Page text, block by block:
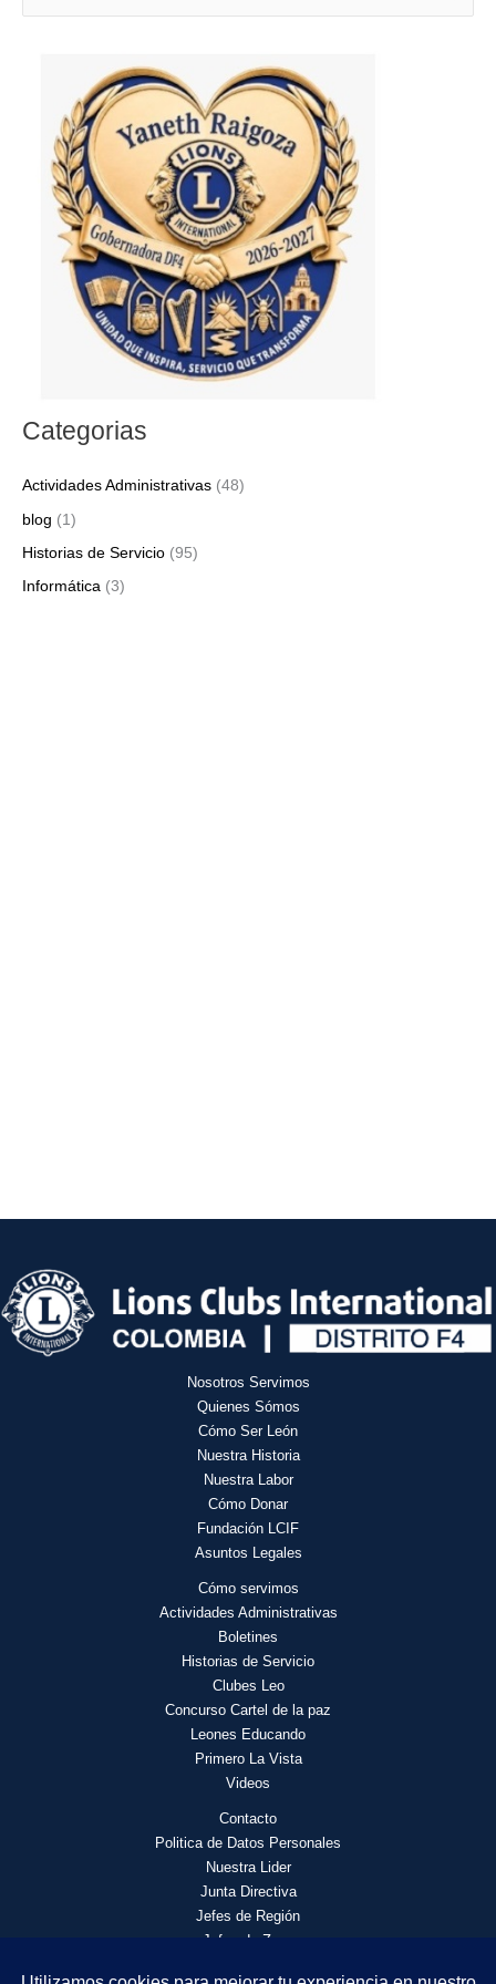
Categorias
Actividades Administrativas (48)
blog (1)
Historias de Servicio (95)
Informática (3)
Nosotros Servimos
Quienes Sómos
Cómo Ser León
Nuestra Historia
Nuestra Labor
Cómo Donar
Fundación LCIF
Asuntos Legales
Cómo servimos
Actividades Administrativas
Boletines
Historias de Servicio
Clubes Leo
Concurso Cartel de la paz
Leones Educando
Primero La Vista
Videos
Contacto
Politica de Datos Personales
Nuestra Lider
Junta Directiva
Jefes de Región
Jefes de Zona